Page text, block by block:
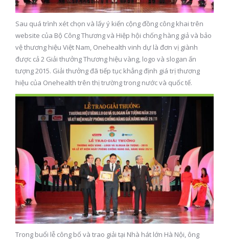
Sau quá trình xét chọn và lấy ý kiến cộng đồng công khai trên
website của Bộ Công Thương và Hiệp hội chống hàng giả và bảo
vệ thương hiệu Việt Nam, Onehealth vinh dự là đơn vị giành
được cả 2 Giải thưởng Thương hiệu vàng, logo và slogan ấn
tượng 2015. Giải thưởng đã tiếp tục khẳng định giá trị thương
hiệu của Onehealth trên thị trường trong nước và quốc tế.
Trong buổi lễ công bố và trao giải tại Nhà hát lớn Hà Nội, ông